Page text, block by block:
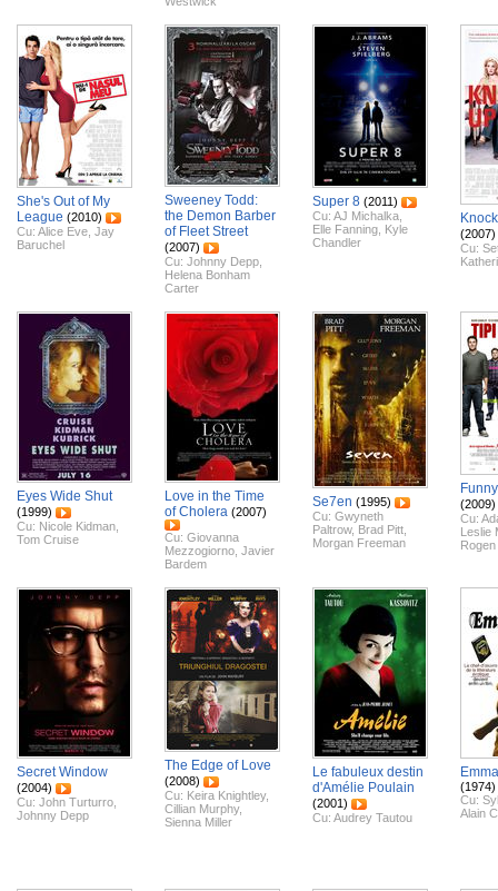
She's Out of My
League (2010)
Cu: Alice Eve Jay
Baruchel
Sweeney Todd:
the Demon Barber
of Fleet Street
(2007)
Cu: Johnny Depp
Helena Bonham
Carter
Super 8 (2011)
Cu: AJ Michalka
Elle Fanning Kyle
Chandler
(2007)
Cu:
Eyes Wide Shut
(1999)
Cu: Nicole Kidman
Tom Cruise
Love in the Time
of Cholera (2007)
Cu: Giovanna
Mezzogiorno Javier
Bardem
Se7en (1995)
Cu: Gwyneth
Paltrow, Brad Pitt
Morgan Freeman
(2009)
Cu:
Leslie
Rogen
Secret Window
(2004)
Cu: John Turturro
Johnny Depp
The Edge of Love
(2008)
Cu: Keira Knightley,
Cillian Murphy,
Sienna Miller
Le fabuleux destin
d'Amélie Poulain
(2001)
Cu: Audrey Tautou
(1974)
Cu:
Alain